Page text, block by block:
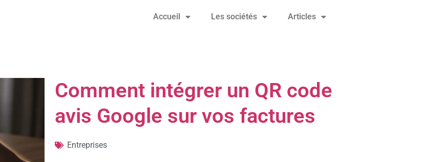
Accueil Les sociétés Articles
Comment intégrer un QR code
avis Google sur vos factures
Entreprises